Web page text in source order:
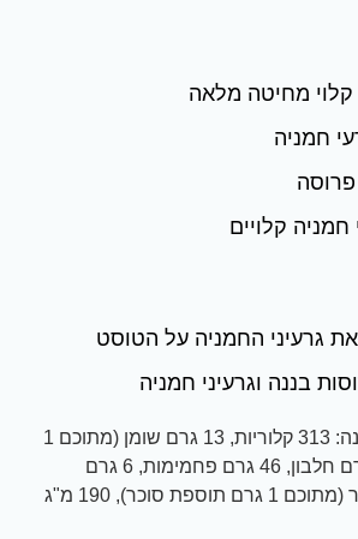
גרעיני החמניה על הטוסט
בננה וגרעיני חמניה
ערכים תזונתיים למנה: 313 קלוריות, 13 גרם שומן (מתוכם 1
גרם שומן רווי), 9 גרם חלבון, 46 גרם פחמימות, 6 גרם
סיבים, 17 גרם סוכר (מתוכם 1 גרם תוספת סוכר), 190 מ"ג